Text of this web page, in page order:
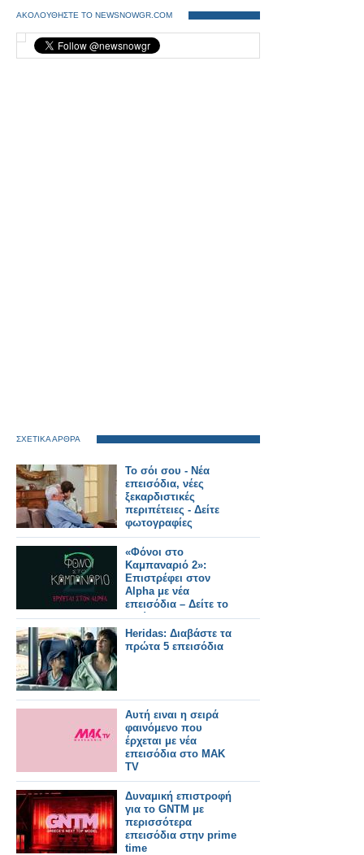
ΑΚΟΛΟΥΘΗΣΤΕ ΤΟ NEWSNOWGR.COM
ΣΧΕΤΙΚΑ ΑΡΘΡΑ
Το σόι σου - Νέα
επεισόδια, νέες
ξεκαρδιστικές
περιπέτειες - Δείτε
φωτογραφίες
«Φόνοι στο
Καμπαναριό 2»:
Επιστρέφει στον
Alpha με νέα
επεισόδια – Δείτε το
πρώτο trailer!
Heridas: Διαβάστε τα
πρώτα 5 επεισόδια
Αυτή ειναι η σειρά
φαινόμενο που
έρχεται με νέα
επεισόδια στο ΜΑΚ
TV
Δυναμική επιστροφή
για το GNTM με
περισσότερα
επεισόδια στην prime
time